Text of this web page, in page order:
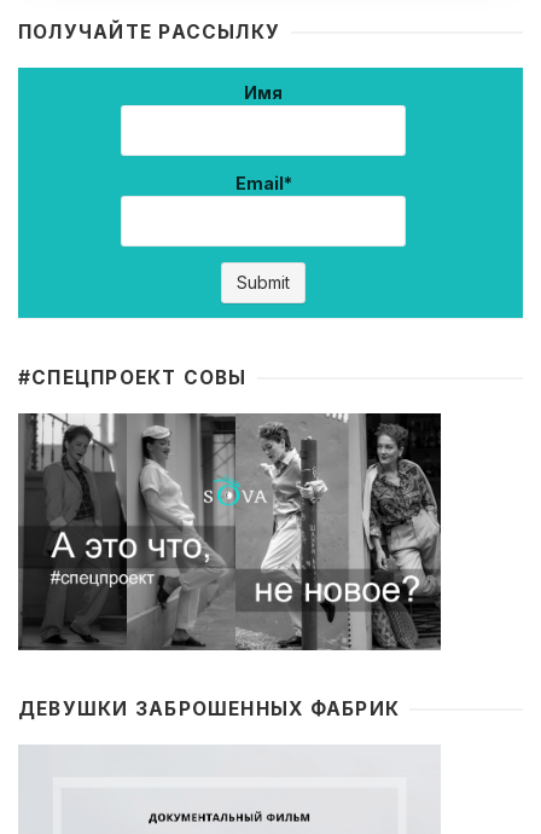
ПОЛУЧАЙТЕ РАССЫЛКУ
Имя
Email*
#CПЕЦПРОЕКТ СОВЫ
ДЕВУШКИ ЗАБРОШЕННЫХ ФАБРИК